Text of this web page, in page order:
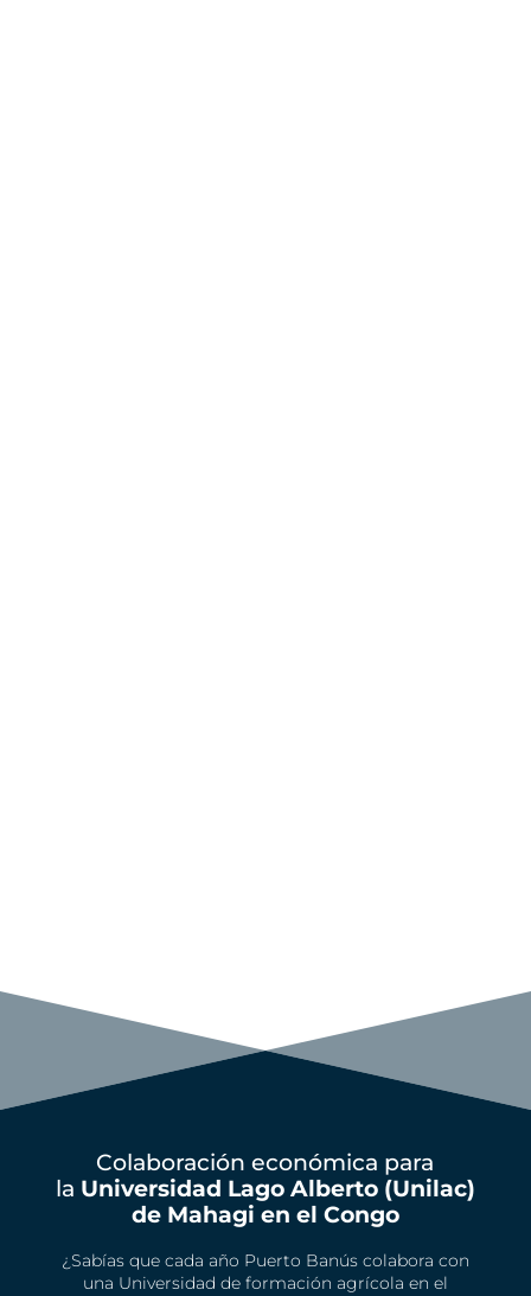
Colaboración económica para
la Universidad Lago Alberto (Unilac)
de Mahagi en el Congo
¿Sabías que cada año Puerto Banús colabora con
una Universidad de formación agrícola en el